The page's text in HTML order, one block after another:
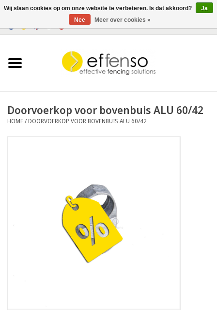
Doorvoerkop voor bovenbuis ALU 60/42
HOME /DOORVOERKOP VOOR BOVENBUIS ALU 60/42
Wij slaan cookies op om onze website te verbeteren. Is dat akkoord?
Ja
Nee
Meer over cookies »